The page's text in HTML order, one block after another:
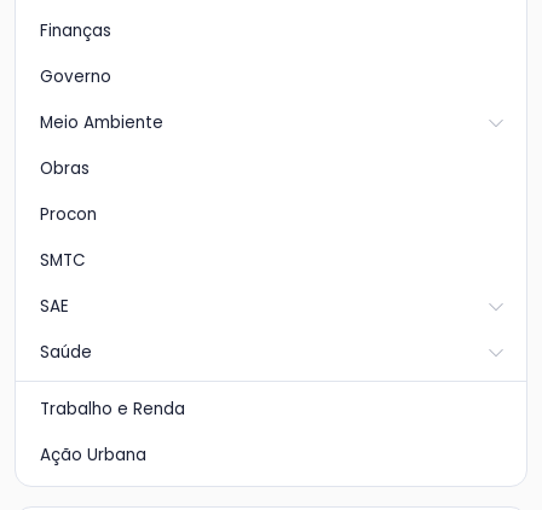
Finanças
Governo
Meio Ambiente
Obras
Procon
SMTC
SAE
Saúde
Trabalho e Renda
Ação Urbana